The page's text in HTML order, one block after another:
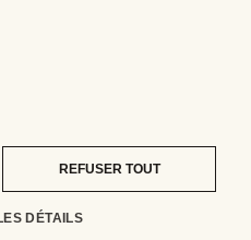
REFUSER TOUT
DÉTAILS